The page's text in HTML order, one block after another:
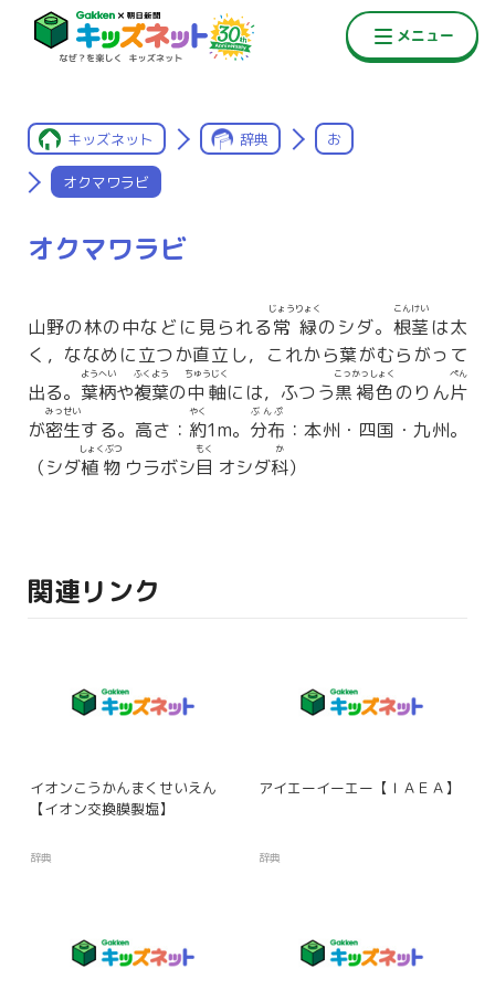
キッズネット 辞典 お
オクマワラビ
オクマワラビ
山野の林の中などに見られる常緑
じょうりょく
のシダ。 根茎
こんけい
は太
く，ななめに立つか直立し，これから葉がむらがって
出る。 葉柄
ようへい
や複葉
ふくよう
の中軸
ちゅうじく
には，ふつう黒褐色
こっかっしょく
のりん片
ぺん
が密生
みっせい
する。高さ： 約
やく
1m。 分布
ぶんぷ
：本州・四国・九州。
（シダ植物
しょくぶつ
ウラボシ目
もく
オシダ科
か
）
関連リンク
イオンこうかんまくせいえん
【イオン交換膜製塩】
辞典
アイエーイーエー【ＩＡＥＡ】
辞典